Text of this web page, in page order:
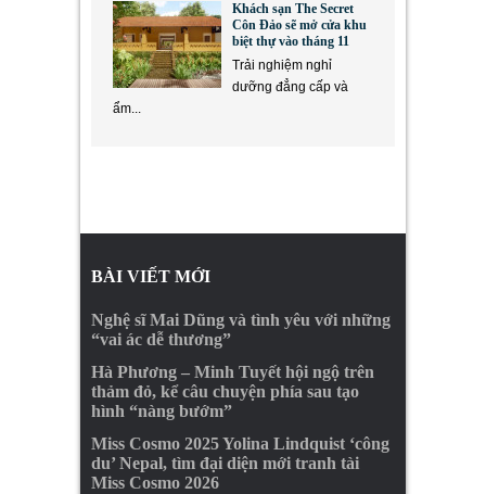
Khách sạn The Secret
Côn Đảo sẽ mở cửa khu
biệt thự vào tháng 11
Trải nghiệm nghỉ
dưỡng đẳng cấp và
ẩm...
BÀI VIẾT MỚI
Nghệ sĩ Mai Dũng và tình yêu với những
“vai ác dễ thương”
Hà Phương – Minh Tuyết hội ngộ trên
thảm đỏ, kể câu chuyện phía sau tạo
hình “nàng bướm”
Miss Cosmo 2025 Yolina Lindquist ‘công
du’ Nepal, tìm đại diện mới tranh tài
Miss Cosmo 2026